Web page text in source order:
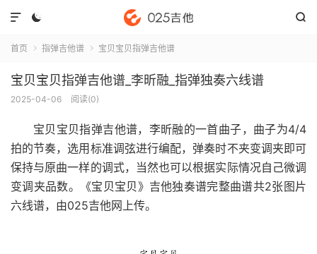
 

首页  指弹吉他谱  宝贝宝贝指弹吉他谱
宝贝宝贝指弹吉他谱_李昕融_指弹独奏六线谱
2025-04-06 阅读(0)
宝贝宝贝指弹吉他谱，李昕融的一首曲子，曲子为4/4
拍的节奏，选用标准调弦进行编配，弹奏时不夹变调夹即可
保持与原曲一样的调式，当然也可以根据实际情况自己微调
变调夹品数。《宝贝宝贝》吉他独奏谱完整曲谱共2张图片
六线谱，由025吉他网上传。